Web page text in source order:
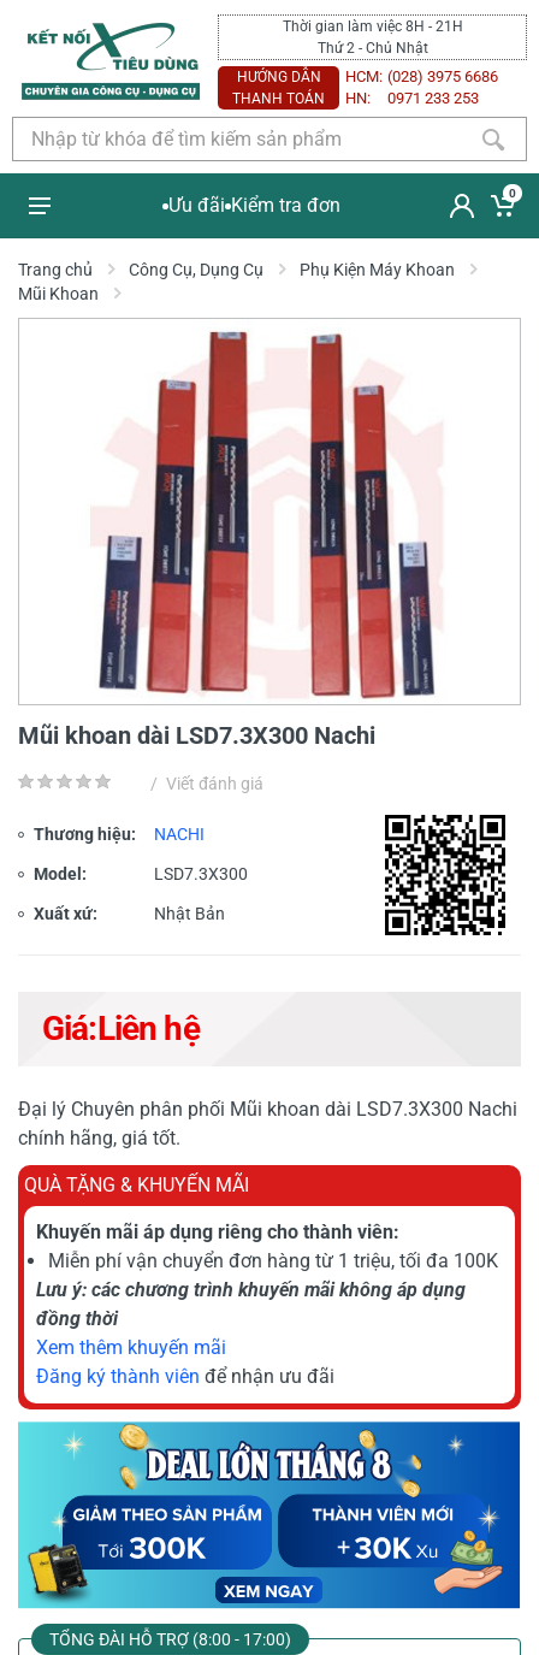
Thời gian làm việc 8H - 21H
Thứ 2 - Chủ Nhật
HƯỚNG DẪN
THANH TOÁN
HCM: (028) 3975 6686
HN:
0971 233 253
Ưu đãi Kiểm tra đơn
0
Trang chủ Công Cụ, Dụng Cụ
Phụ Kiện Máy Khoan
Mũi Khoan
Mũi khoan dài LSD7.3X300 Nachi
/ Viết đánh giá
Thương hiệu: NACHI
Model: LSD7.3X300
Xuất xứ: Nhật Bản
Giá:Liên hệ
Đại lý Chuyên phân phối Mũi khoan dài LSD7.3X300 Nachi
chính hãng, giá tốt.
QUÀ TẶNG & KHUYẾN MÃI
Khuyến mãi áp dụng riêng cho thành viên:
Miễn phí vận chuyển đơn hàng từ 1 triệu, tối đa 100K
Lưu ý: các chương trình khuyến mãi không áp dụng
đồng thời
Xem thêm khuyến mãi
Đăng ký thành viên để nhận ưu đãi
TỔNG ĐÀI HỖ TRỢ (8:00 - 17:00)